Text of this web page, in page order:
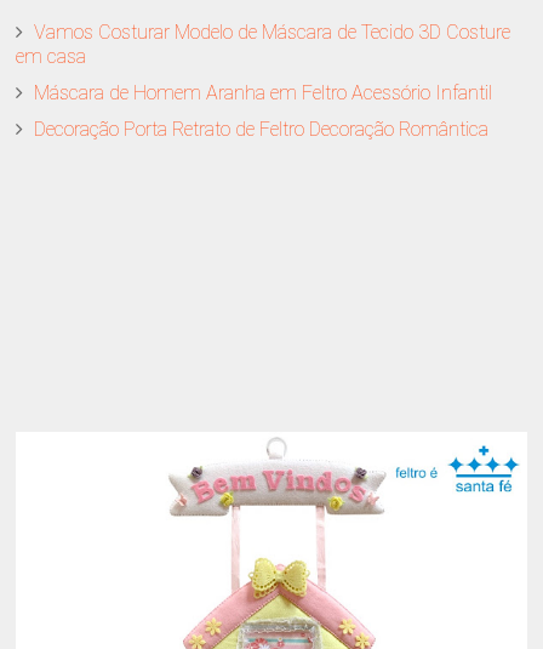
Vamos Costurar Modelo de Máscara de Tecido 3D Costure
em casa
Máscara de Homem Aranha em Feltro Acessório Infantil
Decoração Porta Retrato de Feltro Decoração Romântica